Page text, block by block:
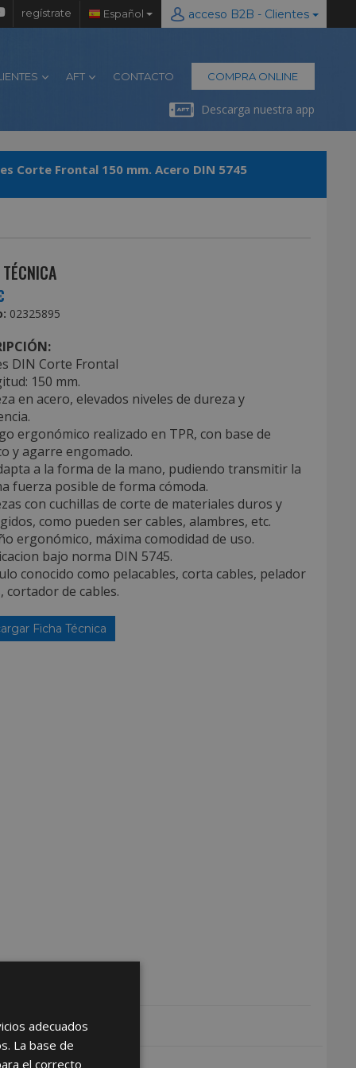
regístrate Español acceso B2B - Clientes
AFT CONTACTO COMPRA ONLINE
Descarga nuestra app
Corte Frontal 150 mm. Acero DIN 5745
02325895
DIN Corte Frontal
150 mm.
en acero, elevados niveles de dureza y
ergonómico realizado en TPR, con base de
y agarre engomado.
a la forma de la mano, pudiendo transmitir la
fuerza posible de forma cómoda.
con cuchillas de corte de materiales duros y
como pueden ser cables, alambres, etc.
ergonómico, máxima comodidad de uso.
bajo norma DIN 5745.
conocido como pelacables, corta cables, pelador
cortador de cables.
Ficha Técnica
adecuados
La base de
el correcto